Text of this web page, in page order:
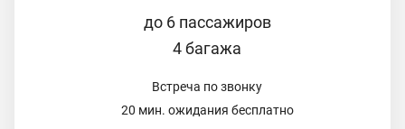
до 6 пассажиров
4 багажа
Встреча по звонку
20 мин. ожидания бесплатно